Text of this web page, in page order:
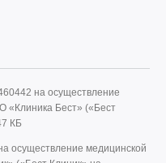
на осуществление
«Клиника Бест» («Бест
КБ
осуществление медицинской